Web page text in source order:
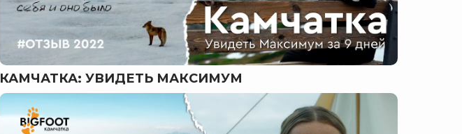
КАМЧАТКА: УВИДЕТЬ МАКСИМУМ